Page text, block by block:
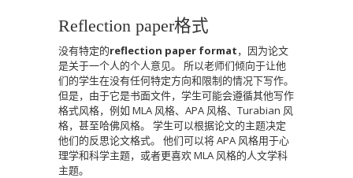
Reflection paper格式
没有特定的reflection paper format，因为论文
是关于一个人的个人意见。
所以老师们倾向于让他
们的学生在没有任何特定方向和限制的情况下写作。
但是，由于它是书面文件，学生可能会遵循其他写作
格式风格，例如 MLA 风格、APA 风格、Turabian 风
格，甚至哈佛风格。
学生可以根据论文的主题决定
他们的反思论文格式。
他们可以将 APA 风格用于心
理学和科学主题，或者更喜欢 MLA 风格的人文学科
主题。